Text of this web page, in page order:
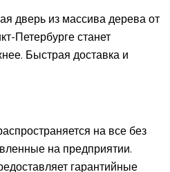
дверь из массива дерева от
Петербурге станет
Быстрая доставка и
на все без
на предприятии.
гарантийные